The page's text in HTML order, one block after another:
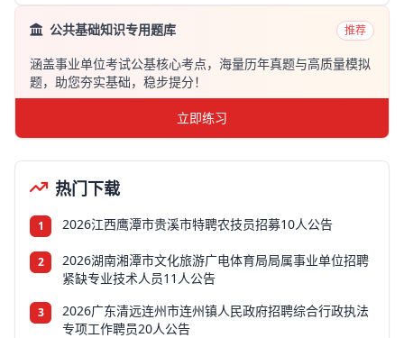
公共基础知识专用题库 推荐
涵盖事业单位考试公基核心考点，海量历年真题与高质量模拟
题，助您夯实基础，稳步提分！
立即练习
热门下载
1 2026江西鹰潭市贵溪市特聘农技员招募10人公告
2
2026湖南湘潭市文化旅游广电体育局局属事业单位招聘
紧缺专业技术人员11人公告
3
2026广东清远连州市连州镇人民政府招聘综合行政执法
专项工作聘员20人公告